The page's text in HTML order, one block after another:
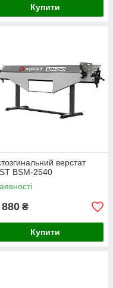
Купити
верстат
BSM-2540
₴
Купити